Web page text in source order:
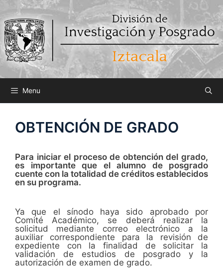
Saltar
contenido
Menu
OBTENCIÓN DE GRADO
Para iniciar el proceso de obtención del grado,
es importante que el alumno de posgrado
cuente con la totalidad de créditos establecidos
en su programa.
Ya que el sínodo haya sido aprobado por
Comité Académico, se deberá realizar la
solicitud mediante correo electrónico a la
auxiliar correspondiente para la revisión de
expediente con la finalidad de solicitar la
validación de estudios de posgrado y la
autorización de examen de grado.